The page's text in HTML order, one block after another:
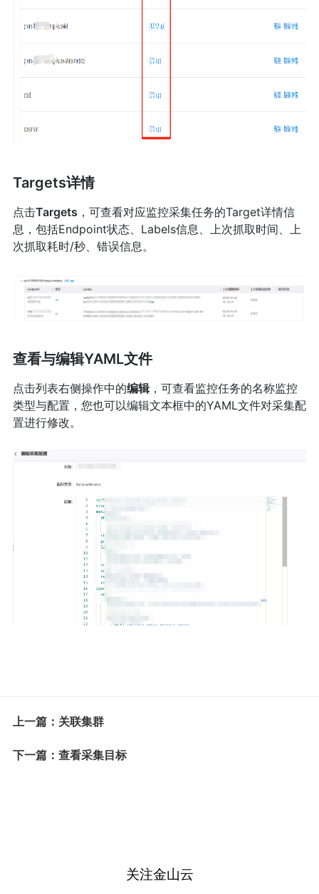
Targets详情
点击Targets ，可查看对应监控采集任务的Target详情信
息，包括Endpoint状态、Labels信息、上次抓取时间、上
次抓取耗时/秒、错误信息。
查看与编辑YAML文件
点击列表右侧操作中的编辑，可查看监控任务的名称监控
类型与配置，您也可以编辑文本框中的YAML文件对采集配
置进行修改。
上一篇：关联集群
下一篇：查看采集目标
关注金山云